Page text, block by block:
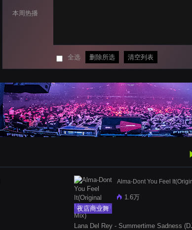
本周热播
全选 删除所选 清空列表
夜店商业舞
Alma-Dont You Feel
1.6万
Lana Del Rey - Summertime Sadness